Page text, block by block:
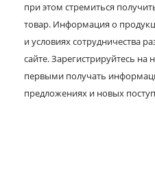
при этом стремиться
товар. Информация о
и условиях сотрудничества
сайте. Зарегистрируйтесь на
первыми получать
предложениях и новых